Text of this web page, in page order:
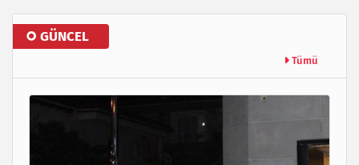
GÜNCEL
Tümü